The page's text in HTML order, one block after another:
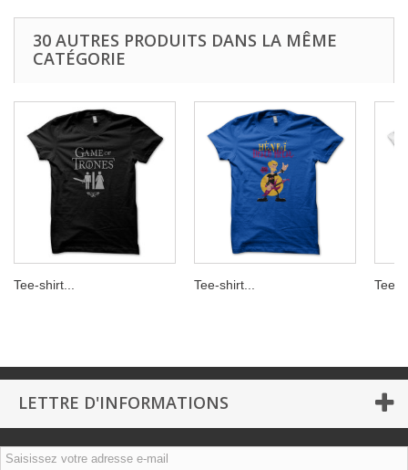
30 AUTRES PRODUITS DANS LA MÊME
CATÉGORIE
Tee-shirt... Tee-shirt... Tee-
LETTRE D'INFORMATIONS